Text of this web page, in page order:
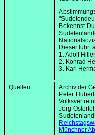
Bekennst
Dieser führt
1. Adolf Hitler
2. Konrad
3. Karl
Quellen
Archiv der
Peter
Jörg
Münchner